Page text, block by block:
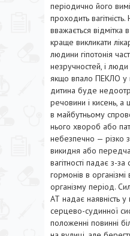
періодично його
проходить
вважається
краще викликати
людини гіпотонія
незручностей, і
якщо впало ПЕКЛО у
дитина буде
речовини і кисень,
в майбутньому
нього хвороб або
небезпечно — різко
викидня або
вагітності падає з-
гормонів в
організму період.
АТ надає наявність у
серцево-судинної
положенні повинні